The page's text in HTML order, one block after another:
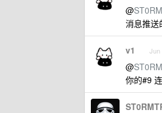
@
消息推送
v1 Jun
@
你的#9